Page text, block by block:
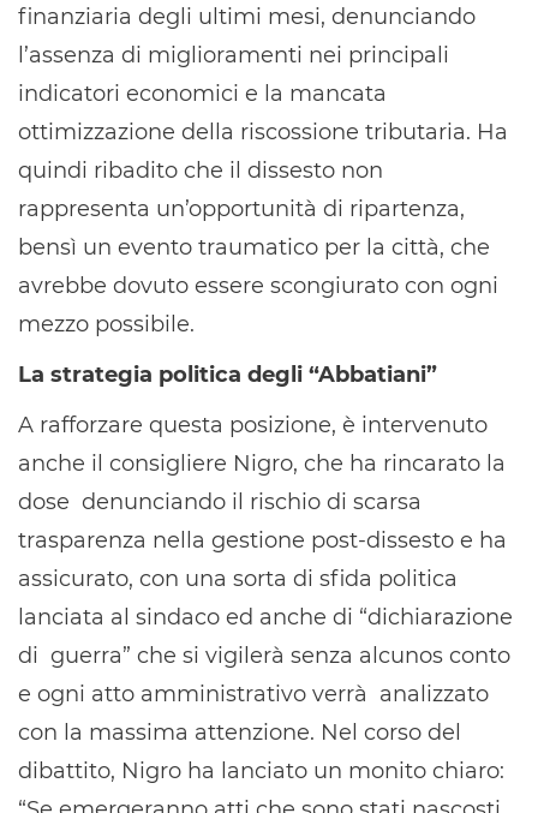
finanziaria degli ultimi mesi, denunciando
l’assenza di miglioramenti nei principali
indicatori economici e la mancata
ottimizzazione della riscossione tributaria. Ha
quindi ribadito che il dissesto non
rappresenta un’opportunità di ripartenza,
bensì un evento traumatico per la città, che
avrebbe dovuto essere scongiurato con ogni
mezzo possibile.
La strategia politica degli “Abbatiani”
A rafforzare questa posizione, è intervenuto
anche il consigliere Nigro, che ha rincarato la
dose denunciando il rischio di scarsa
trasparenza nella gestione post-dissesto e ha
assicurato, con una sorta di sfida politica
lanciata al sindaco ed anche di “dichiarazione
di guerra” che si vigilerà senza alcunos conto
e ogni atto amministrativo verrà analizzato
con la massima attenzione. Nel corso del
dibattito, Nigro ha lanciato un monito chiaro: